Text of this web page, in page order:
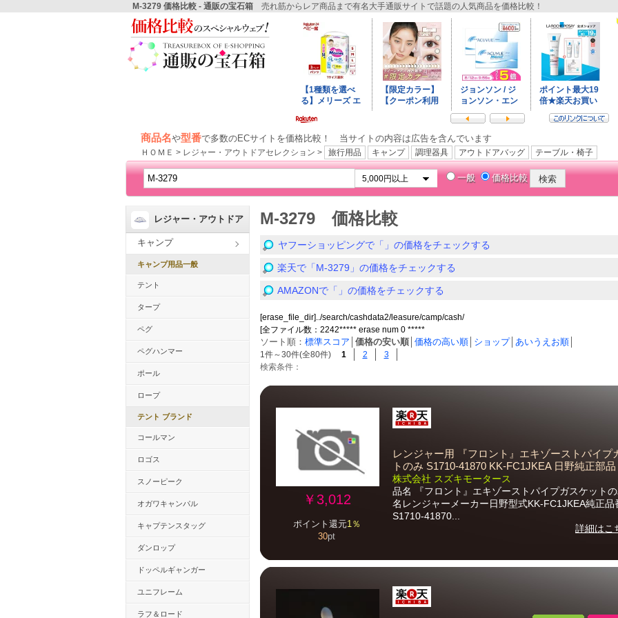
M-3279 価格比較 - 通販の宝石箱 売れ筋からレア商品まで有名大手通販サイトで話題の人気商品を価格比較！
商品名や型番で多数のECサイトを価格比較！ 当サイトの内容は広告を含んでいます
ＨＯＭＥ > レジャー・アウトドアセレクション > 旅行用品 キャンプ 調理器具 アウトドアバッグ テーブル・椅子
一般 価格比較
レジャー・アウトドア
キャンプ
キャンプ用品一般
テント
タープ
ペグ
ペグハンマー
ポール
ロープ
テント ブランド
コールマン
ロゴス
スノーピーク
オガワキャンパル
キャプテンスタッグ
ダンロップ
ドッペルギャンガー
ユニフレーム
ラフ＆ロード
M-3279 価格比較
ヤフーショッピングで「」の価格をチェックする
楽天で「M-3279」の価格をチェックする
AMAZONで「」の価格をチェックする
[erase_file_dir]../search/cashdata2/leasure/camp/cash/
[全ファイル数：2242***** erase num 0 *****
ソート順： 標準スコア 価格の安い順 価格の高い順 ショップ│ あいうえお順
1件～30件(全80件) 1 2
3
検索条件：
￥3,012
ポイント還元1％
30pt
レンジャー用 『フロント』エキゾーストパイプ
トのみ S1710-41870 KK-FC1JKEA 日野純正部品
株式会社 スズキモータース
品名 『フロント』エキゾーストパイプガスケット
名レンジャーメーカー日野型式KK-FC1JKEA純正品
S1710-41870...
詳細はこ